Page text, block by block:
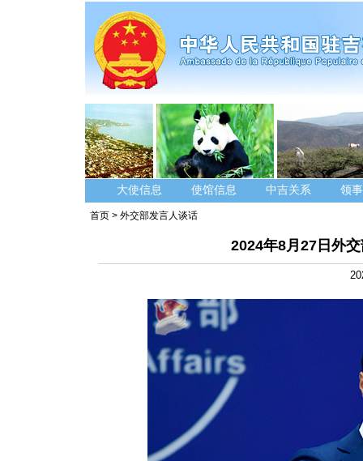
大使信息 使馆信息 中吉关系 领
首页 > 外交部发言人谈话
2024年8月27日外